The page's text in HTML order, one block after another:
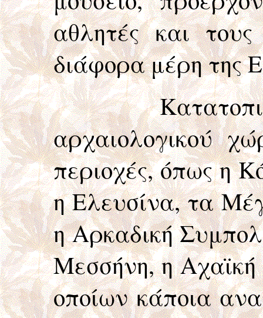
αθλητές και
διάφορα μέρη της
αρχαιολογικού
περιοχές, όπως η
η Ελευσίνα, τα
η Αρκαδική
Μεσσήνη, η
οποίων κάποια